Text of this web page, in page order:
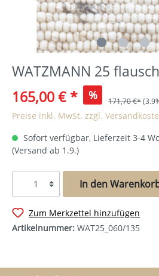
WATZMANN 25
165,00 € * % 171,70 €*
Preise inkl. MwSt. zzgl.
Sofort verfügbar, Lieferzeit 3-4
(Versand ab 1.9.)
In den
Zum Merkzettel hinzufügen
Artikelnummer: WAT25_060/135